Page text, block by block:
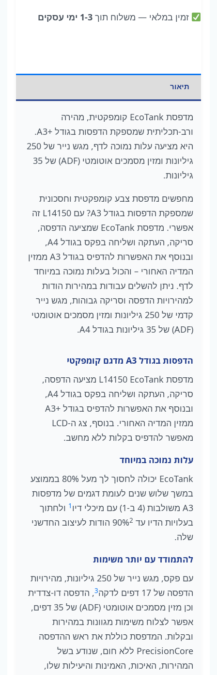
זמין במלאי — משלוח תוך1-3 ימי עסקים
תיאור
מדפסת EcoTank קומפקטית, מהירה
ורב-תכליתית שמספקת הדפסות בגודל A3+‎.
היא מציעה עלות נמוכה לדף, מגש נייר של 250
גיליונות ומזין מסמכים אוטומטי (ADF) של 35
גיליונות.
מחפשים מדפסת צבע קומפקטית וחסכונית
שמספקת הדפסות בגודל A3? עם L14150 זה
אפשרי. מדפסת EcoTank שמציעה הדפסה,
סריקה, העתקה ושליחה בפקס בגודל A4,
ובנוסף את האפשרות להדפיס בגודל A3 ממזין
המדיה האחורי – והכול בעלות נמוכה במיוחד
לדף. ניתן להשלים עבודות במהירות הודות
למהירויות הדפסה וסריקה גבוהות, מגש נייר
קדמי של 250 גיליונות ומזין מסמכים אוטומטי
(ADF) של 35 גיליונות בגודל A4.
הדפסות בגודל A3 מדגם קומפקטי
מדפסת L14150 EcoTank מציעה הדפסה,
סריקה, העתקה ושליחה בפקס בגודל A4,
ובנוסף את האפשרות להדפיס בגודל A3+‎
ממזין המדיה האחורי. בנוסף, צג ה-LCD
מאפשר להדפיס בקלות ללא מחשב.
עלות נמוכה במיוחד
EcoTank יכולה לחסוך לך מעל 80% בממוצע
במשך שלוש שנים לעומת דגמים של מדפסות
A3 משולבות (4 ב-1) עם מיכלי דיו
1 ולחתוך
בעלויות הדיו עד 90% 2
הודות לעיצוב החדשני
שלה.
להתמודד עם יותר משימות
עם פקס, מגש נייר של 250 גיליונות, מהירויות
הדפסה של 17 דפים לדקה
3, הדפסה דו-צדדית
וכן מזין מסמכים אוטומטי (ADF) של 35 דפים,
אפשר לצלוח משימות מגוונות במהירות
ובקלות. המדפסת כוללת את ראש ההדפסה
PrecisionCore ללא חום, שנודע בשל
המהירות, האיכות, האמינות והיעילות שלו,